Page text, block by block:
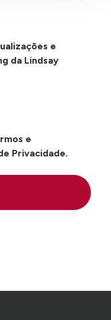
e
da Lindsay
e
Privacidade.